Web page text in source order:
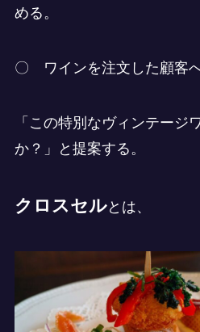
める。
〇 ワインを注文した顧客
「この特別なヴィンテージ
か？」と提案する。
クロスセルとは、